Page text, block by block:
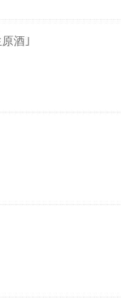
酒｣